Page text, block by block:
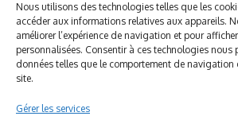
Nous utilisons des technologies telles que les
accéder aux informations relatives aux appareils.
améliorer l’expérience de navigation et pour
personnalisées. Consentir à ces technologies nous
données telles que le comportement de navigation
site.
Gérer les services
Qui sommes-nous ?
Newsletter
Nous contacter
Inscrivez-vous à notre newsletter